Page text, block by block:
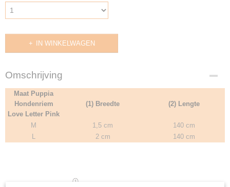
IN WINKELWAGEN
Omschrijving
Maat Puppia
Hondenriem
Love Letter Pink
(1) Breedte (2) Lengte
M 1,5 cm
140 cm
L
2 cm 140 cm